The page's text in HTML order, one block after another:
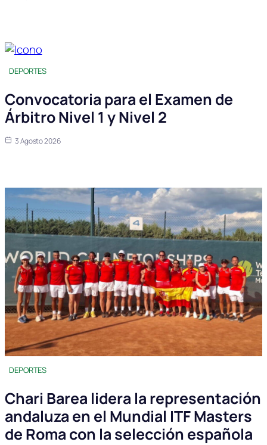
DEPORTES
Convocatoria para el Examen de
Árbitro Nivel 1 y Nivel 2
3 Agosto 2026
DEPORTES
Chari Barea lidera la representación
andaluza en el Mundial ITF Masters
de Roma con la selección española